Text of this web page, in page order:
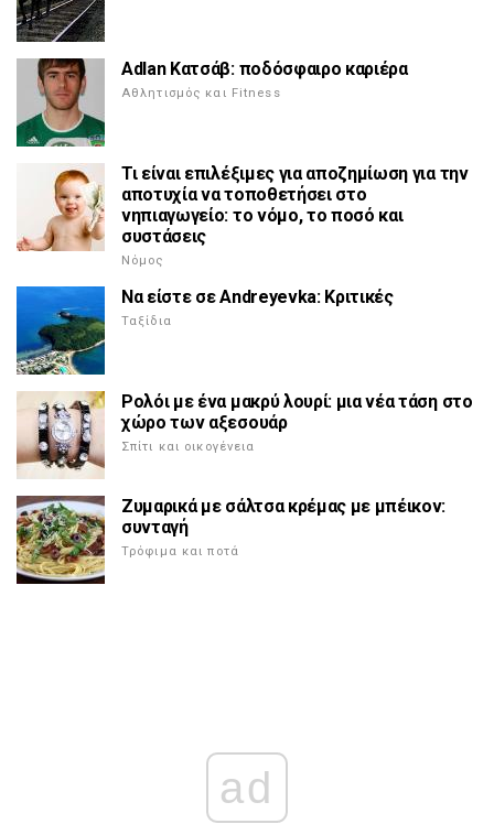
Adlan Κατσάβ: ποδόσφαιρο καριέρα
Αθλητισμός και Fitness
Τι είναι επιλέξιμες για αποζημίωση για την
αποτυχία να τοποθετήσει στο
νηπιαγωγείο: το νόμο, το ποσό και
συστάσεις
Νόμος
Να είστε σε Andreyevka: Κριτικές
Ταξίδια
Ρολόι με ένα μακρύ λουρί: μια νέα τάση στο
χώρο των αξεσουάρ
Σπίτι και οικογένεια
Ζυμαρικά με σάλτσα κρέμας με μπέικον:
συνταγή
Τρόφιμα και ποτά
ad